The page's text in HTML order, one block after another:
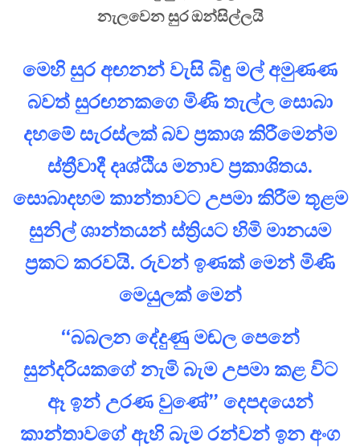
නැලවෙන සුර ඔන්සිල්ලයි
මෙහි සුර අඟනන් වැසි බිඳු මල් අමුණණ
බවත් සුරඟනකගෙ මිණි තැල්ල සොබා
දහමේ සැරස්ලක් බව ප්‍රකාශ කිරීමෙන්ම
ස්ත්‍රීවාදී දෘශ්ඨිය මනාව ප්‍රකාශිතය.
සොබාදහම කාන්තාවට උපමා කිරීම තූළම
සුනිල් ශාන්තයන් ස්ත්‍රියට හිමි මානයම
ප්‍රකට කරවයි. රුවන් ඉණක් මෙන් මිණි
මෙයුලක් මෙන්
“බබලන දේදුණු මඬල පෙනේ
සුන්දරියකගේ නැමි බැම උපමා කළ විට
ඈ ඉන් උරණ වුණේ” දෙපදයෙන්
කාන්තාවගේ ඇහි බැම රන්වන් ඉන අංග